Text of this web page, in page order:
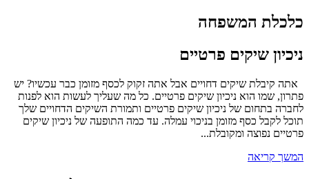
כלכלת המשפחה
ניכיון שיקים פרטיים
אתה קיבלת שיקים דחויים אבל אתה זקוק לכסף מזומן כבר עכשיו? יש
פתרון, שמו הוא ניכיון שיקים פרטיים. כל מה שעליך לעשות הוא לפנות
לחברה בתחום של ניכיון שיקים פרטיים ותמורת השיקים הדחויים שלך
תוכל לקבל כסף מזומן בניכוי עמלה. עד כמה התופעה של ניכיון שיקים
פרטיים נפוצה ומקובלת...
המשך קריאה